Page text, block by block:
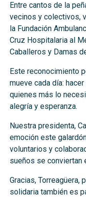
Entre cantos de la
vecinos y colectivos,
la Fundación
Cruz Hospitalaria al
Caballeros y Damas
Este reconocimiento
mueve cada día:
quienes más lo
alegría y esperanza.
Nuestra presidenta,
emoción este
voluntarios y
sueños se conviertan
Gracias, Torreagüera,
solidaria también es